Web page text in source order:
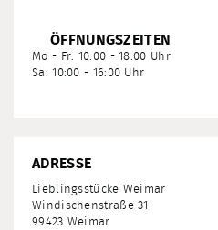
ÖFFNUNGSZEITEN
Mo - Fr: 10:00 - 18:00 Uhr
Sa: 10:00 - 16:00 Uhr
ADRESSE
Lieblingsstücke Weimar
Windischenstraße 31
99423 Weimar